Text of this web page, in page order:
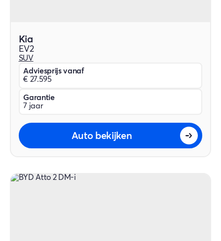
Kia
EV2
SUV
Adviesprijs vanaf
€ 27.595
Garantie
7 jaar
Auto bekijken